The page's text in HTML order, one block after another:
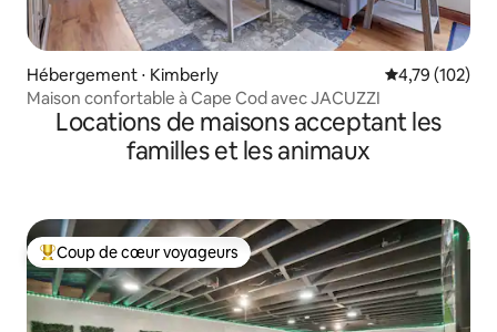
Hébergement ⋅ Kimberly Évaluation
4,79 (102)
Maison confortable à Cape Cod avec JACUZZI
Locations de maisons acceptant les
familles et les animaux
Coups de cœur voyageurs les plus appréciés
Coup de cœur voyageurs